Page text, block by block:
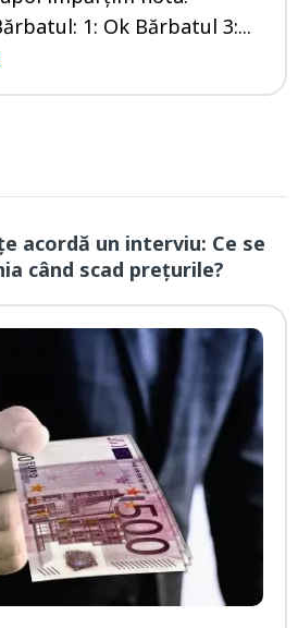
1: Ok Bărbatul 3:...
acordă un interviu: Ce se
când scad prețurile?